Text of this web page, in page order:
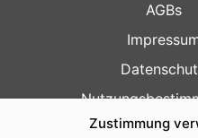
Zustimmung
AGBs
Kontakt